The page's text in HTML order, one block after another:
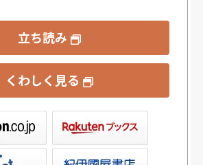
立ち読み
くわしく見る